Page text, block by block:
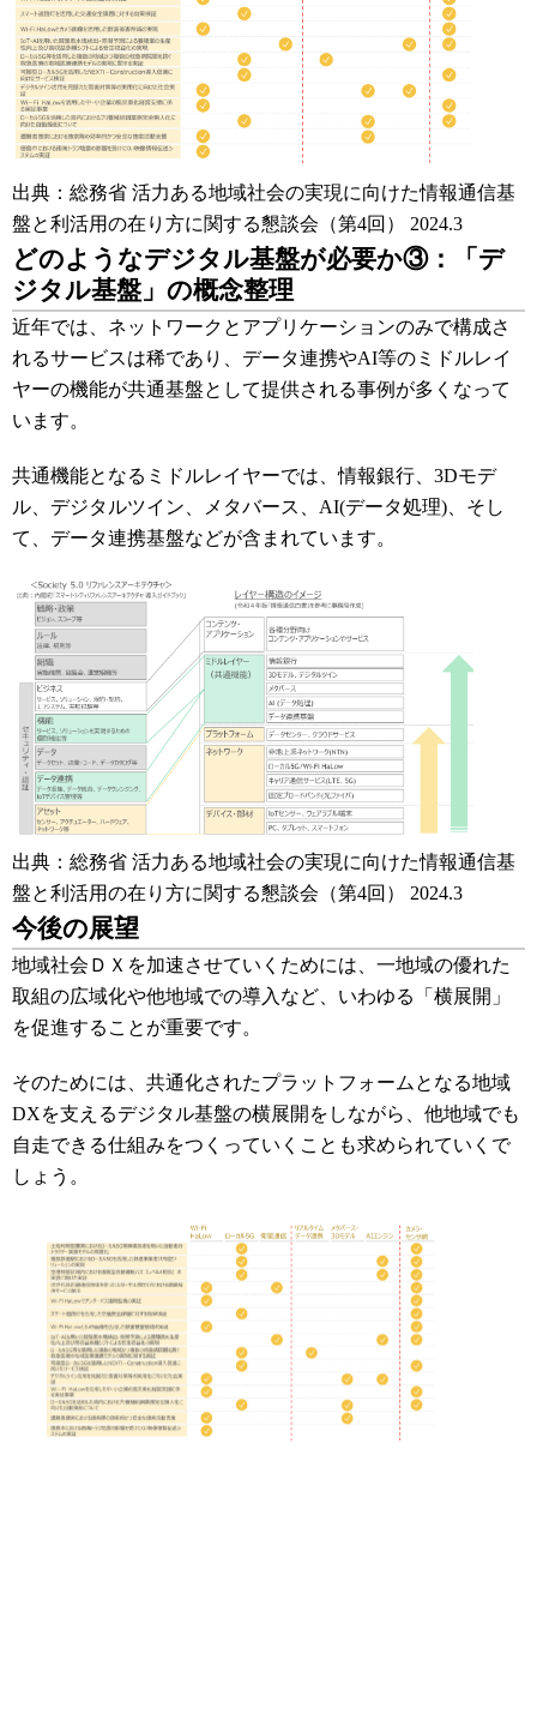
出典：総務省 活力ある地域社会の実現に向けた情報通信基
盤と利活用の在り方に関する懇談会（第4回） 2024.3
どのようなデジタル基盤が必要か③：「デ
ジタル基盤」の概念整理
近年では、ネットワークとアプリケーションのみで構成さ
れるサービスは稀であり、データ連携やAI等のミドルレイ
ヤーの機能が共通基盤として提供される事例が多くなって
います。
共通機能となるミドルレイヤーでは、情報銀行、3Dモデ
ル、デジタルツイン、メタバース、AI(データ処理)、そし
て、データ連携基盤などが含まれています。
出典：総務省 活力ある地域社会の実現に向けた情報通信基
盤と利活用の在り方に関する懇談会（第4回） 2024.3
今後の展望
地域社会ＤＸを加速させていくためには、一地域の優れた
取組の広域化や他地域での導入など、いわゆる「横展開」
を促進することが重要です。
そのためには、共通化されたプラットフォームとなる地域
DXを支えるデジタル基盤の横展開をしながら、他地域でも
自走できる仕組みをつくっていくことも求められていくで
しょう。